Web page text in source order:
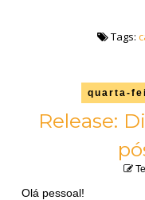
Tags:
quarta-
Release:
Olá pessoal!